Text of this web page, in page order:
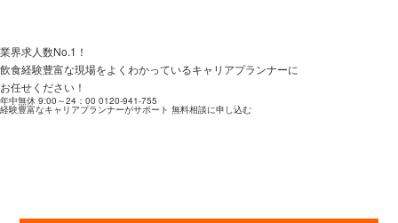
業界求人数No.1！
飲食経験豊富な現場をよくわかっているキャリアプランナーに
お任せください！
年中無休 9:00～24：00 0120-941-755
経験豊富なキャリアプランナーがサポート 無料相談に申し込む